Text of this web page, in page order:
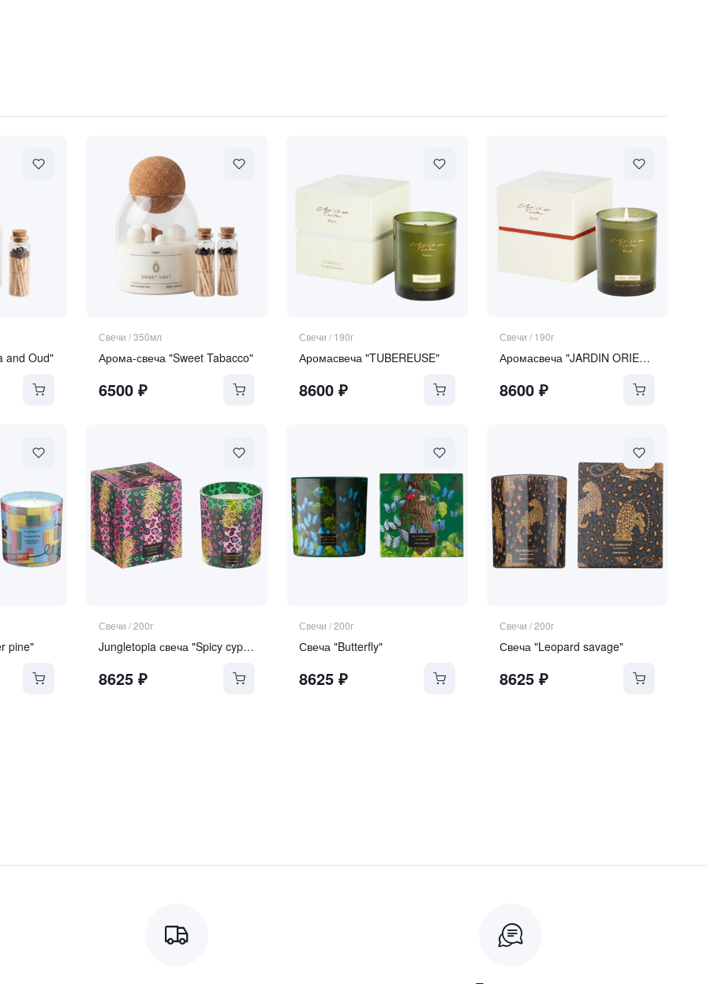
and Oud"
Свечи /350мл
Арома-свеча "Sweet Tabacco"
6500 ₽
Свечи / 190г
Аромасвеча "TUBEREUSE"
8600₽
Свечи / 190г
Аромасвеча "JARDIN ORIENT"
8600₽
pine"
Свечи /200г
Jungletopia свеча "Spicy cypriol"
8625 ₽
Свечи /200г
Свеча "Butterfly"
8625₽
Свечи /200г
Свеча "Leopard savage"
8625₽